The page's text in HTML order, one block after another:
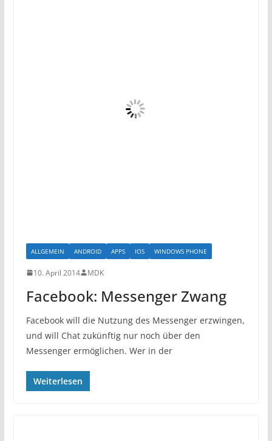
ALLGEMEIN ANDROID APPS IOS WINDOWS PHONE
10. April 2014 MDK
Facebook: Messenger Zwang
Facebook will die Nutzung des Messenger erzwingen,
und will Chat zukünftig nur noch über den
Messenger ermöglichen. Wer in der
Weiterlesen